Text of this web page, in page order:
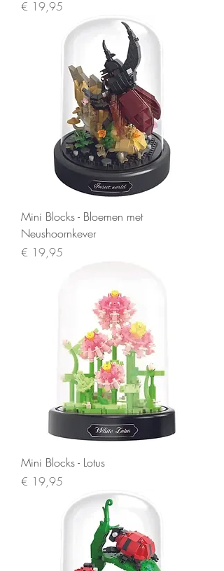
Prijs
€ 19,95
Mini Blocks - Bloemen met
Neushoornkever
Prijs
€ 19,95
Mini Blocks - Lotus
Prijs
€ 19,95